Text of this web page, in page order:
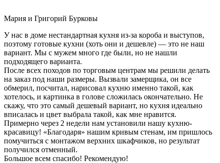
Мария и Григорий Бурковы
У нас в доме нестандартная кухня из-за короба и выступов,
поэтому готовые кухни (хоть они и дешевле) — это не наш
вариант. Мы с мужем много где были, но не нашли
подходящего варианта.
После всех походов по торговым центрам мы решили делать
на заказ под наши размеры. Вызвали замерщика, он все
обмерил, посчитал, нарисовал кухню именно такой, как
хотелось, и картинка в голове сложилась окончательно. Не
скажу, что это самый дешевый вариант, но кухня идеально
вписалась и цвет выбрала такой, как мне нравится.
Примерно через 2 недели нам установили нашу кухню-
красавицу! «Благодаря» нашим кривым стенам, им пришлось
помучиться с монтажом верхних шкафчиков, но результат
получился отменный.
Большое всем спасибо! Рекомендую!